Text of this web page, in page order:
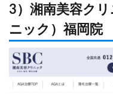
3）湘南美容ク
ニック）福岡院